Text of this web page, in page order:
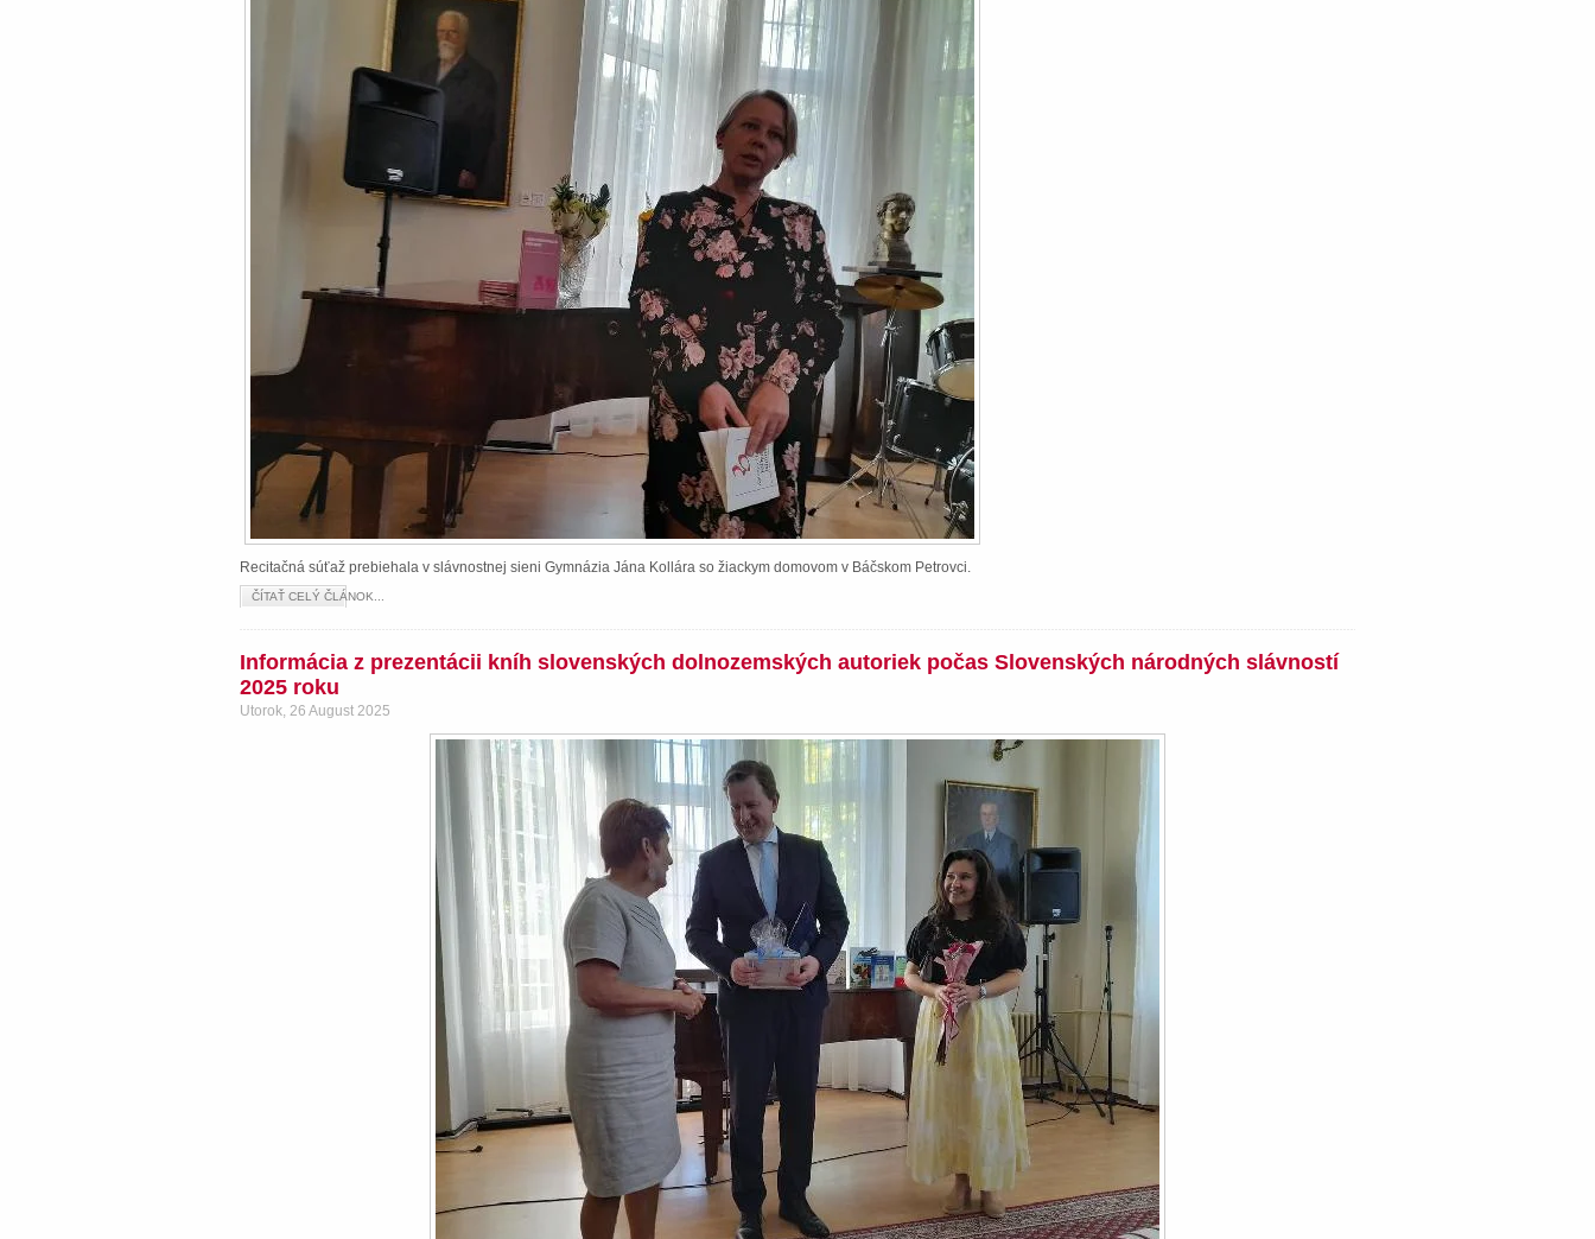
Recitačná súťaž prebiehala v slávnostnej sieni Gymnázia Jána Kollára so žiackym domovom v Báčskom Petrovci.
ČÍTAŤ CELÝ ČLÁNOK...
Informácia z prezentácii kníh slovenských dolnozemských autoriek počas Slovenských národných slávností
2025 roku
Utorok, 26 August 2025